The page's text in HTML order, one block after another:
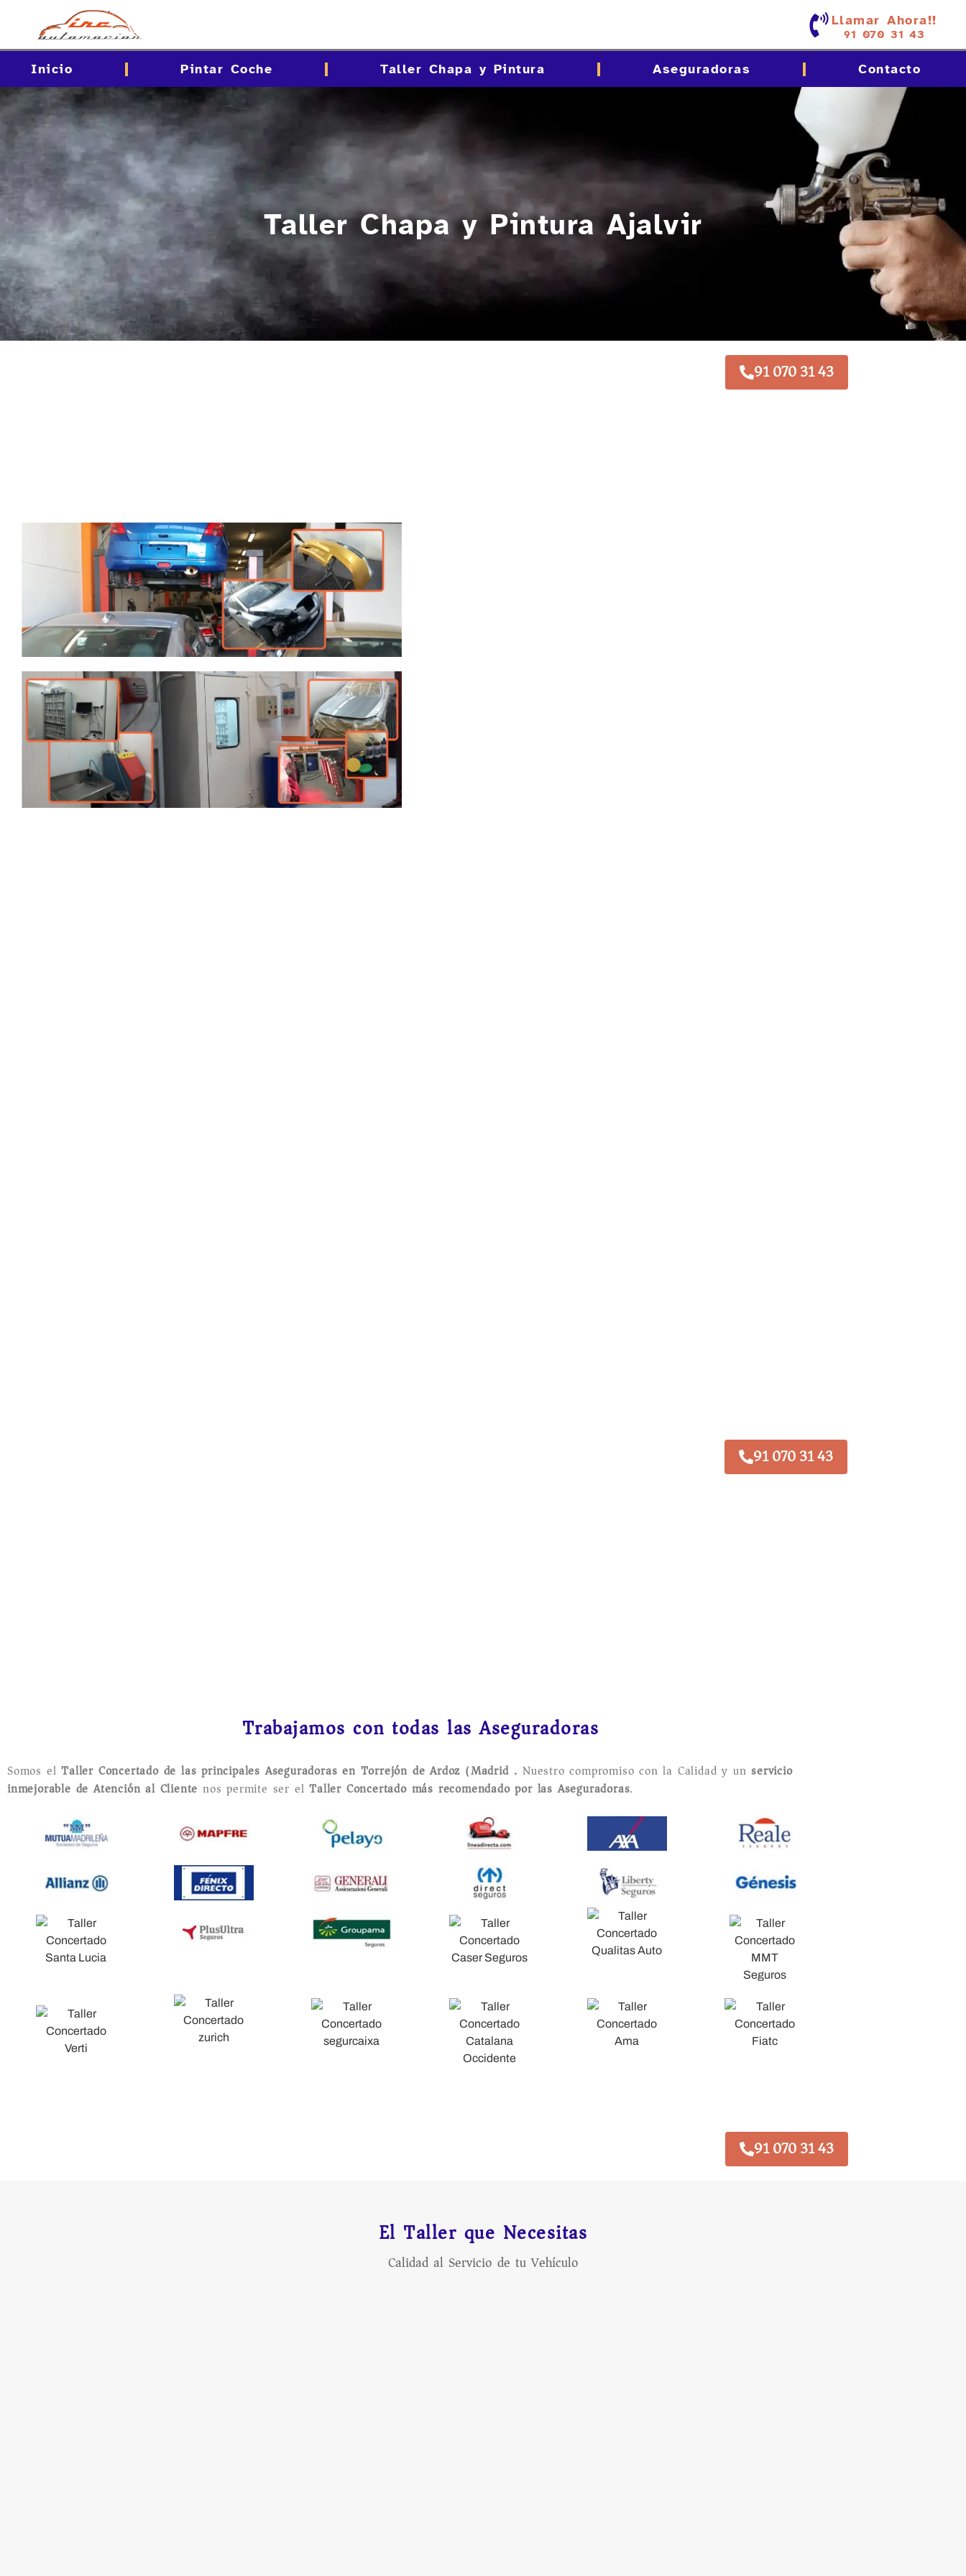
Llamar Ahora!!
91 070 31 43
Inicio Pintar Coche Taller Chapa y Pintura Aseguradoras Contacto
Taller Chapa y Pintura Ajalvir
91 070 31 43
91 070 31 43
Trabajamos con todas las Aseguradoras
Somos elTaller Concertado de las principales Aseguradoras en Torrejón de Ardoz (Madrid).Nuestro compromiso con la Calidad y un servicio
inmejorable de Atención al Cliente nos permite ser elTaller Concertado más recomendado por las Aseguradoras.
91 070 31 43
El Taller que Necesitas
Calidad al Servicio de tu Vehículo